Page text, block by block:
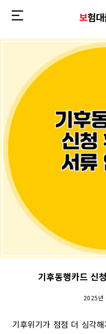
보험
기후동행카드 신
2025년
기후위기가 점점 더 심각